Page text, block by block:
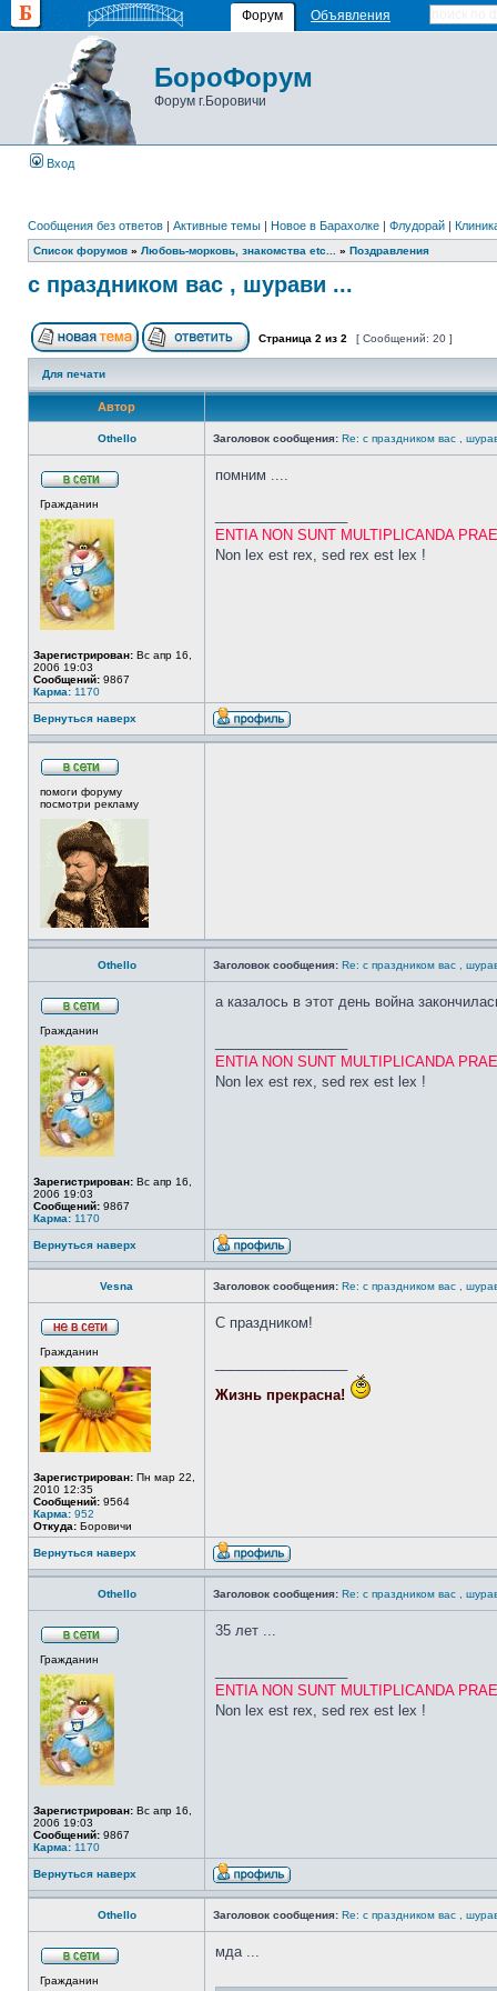
Форум Объявления
БороФорум
Форум г.Боровичи
Вход
Сообщения без ответов | Активные темы | Новое в Барахолке | Флудорай |
Список форумов » Любовь-морковь, знакомства etc... » Поздравления
с праздником вас , шурави ...
Страница 2 из 2 [ Сообщений: 20 ]
Для печати
Автор
Othello Заголовок сообщения: Re: с праздником вас ,
Гражданин
Зарегистрирован: Вс апр 16,
2006 19:03
Сообщений: 9867
Карма: 1170
помним ....
ENTIA NON SUNT MULTIPLICANDA
Non lex est rex, sed rex est lex !
Вернуться наверх
помоги форуму
посмотри рекламу
Othello Заголовок сообщения: Re: с праздником вас ,
Гражданин
Зарегистрирован: Вс апр 16,
2006 19:03
Сообщений: 9867
Карма: 1170
а казалось в этот день война
ENTIA NON SUNT MULTIPLICANDA
Non lex est rex, sed rex est lex !
Вернуться наверх
Vesna Заголовок сообщения: Re: с праздником вас ,
Гражданин
Зарегистрирован: Пн мар 22,
2010 12:35
Сообщений: 9564
Карма: 952
Откуда: Боровичи
С праздником!
Жизнь прекрасна!
Вернуться наверх
Othello Заголовок сообщения: Re: с праздником вас ,
Гражданин
Зарегистрирован: Вс апр 16,
2006 19:03
Сообщений: 9867
Карма: 1170
35 лет ...
ENTIA NON SUNT MULTIPLICANDA
Non lex est rex, sed rex est lex !
Вернуться наверх
Othello Заголовок сообщения: Re: с праздником вас ,
Гражданин
мда ...